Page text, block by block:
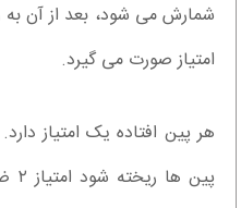
شمارش می شود، بعد از آن به
امتیاز صورت می گیرد.
هر پین افتاده یک امتیاز